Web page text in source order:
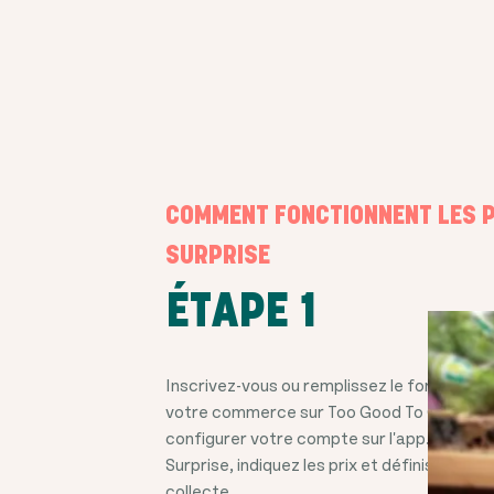
COMMENT FONCTIONNENT LES
SURPRISE
ÉTAPE 1
Inscrivez-vous ou remplissez le formulaire
votre commerce sur Too Good To Go et
configurer votre compte sur l'app.
Surprise, indiquez les prix et définissez
collecte.